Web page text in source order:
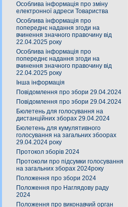
Особлива інформація про зміну
електронної адреси Товариства
Особлива інформація про
попереднє надання згоди на
вчинення значного правочину від
22.04.2025 року
Особлива інформація про
попереднє надання згоди на
вчинення значного правочину від
22.04.2025 року
Інша інформація
Повідомлення про збори 29.04.2024
Повідомлення про збори 29.04.2024
Бюлетень для голосування на
дистанційних зборах 29.04.2024
Бюлетень для кумулятивного
голосування на загальних збоорах
29.04.2024 року
Протокол зборів 2024
Протоколи про підсумки голосування
на загальних зборах 2024року
Положення про збори 2024
Положення про Наглядову раду
2024
Положення про виконавчий орган